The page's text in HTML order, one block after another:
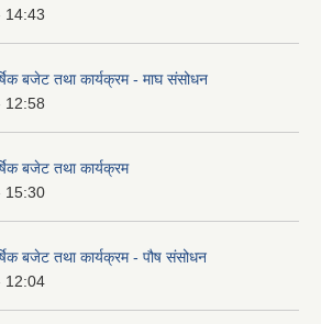
14:43
बजेट तथा कार्यक्रम - माघ संसोधन
12:58
बजेट तथा कार्यक्रम
15:30
बजेट तथा कार्यक्रम - पौष संसोधन
12:04